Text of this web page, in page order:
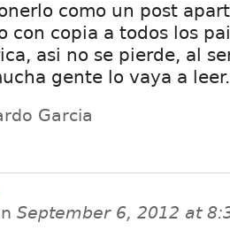
como un post
con copia a todos los
asi no se pierde, al
gente lo vaya a leer.
Garcia
September 6, 2012 at